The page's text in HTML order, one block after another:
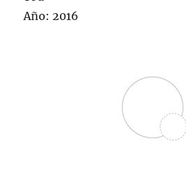
Año: 2016